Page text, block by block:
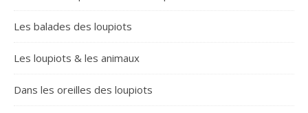
Les balades des loupiots
Les loupiots & les animaux
Dans les oreilles des loupiots